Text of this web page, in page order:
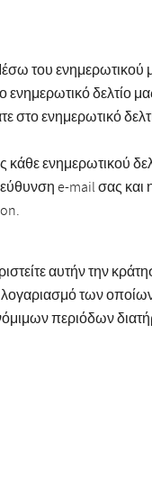
του
δελτίο
ενημερωτικό
ενημερωτικού
e-mail σας
αυτήν την
των
περιόδων